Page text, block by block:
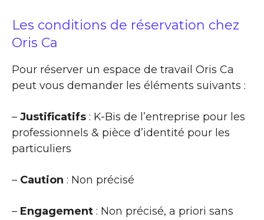
Les conditions de réservation chez
Oris Ca
Pour réserver un espace de travail Oris Ca
peut vous demander les éléments suivants :
– Justificatifs : K-Bis de l’entreprise pour les
professionnels & pièce d’identité pour les
particuliers
– Caution : Non précisé
– Engagement : Non précisé, a priori sans